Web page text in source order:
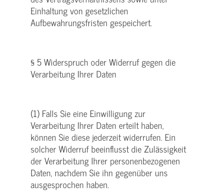
Einhaltung von gesetzlichen
Aufbewahrungsfristen gespeichert.
§ 5 Widerspruch oder Widerruf gegen die
Verarbeitung Ihrer Daten
(1) Falls Sie eine Einwilligung zur
Verarbeitung Ihrer Daten erteilt haben,
können Sie diese jederzeit widerrufen. Ein
solcher Widerruf beeinflusst die Zulässigkeit
der Verarbeitung Ihrer personenbezogenen
Daten, nachdem Sie ihn gegenüber uns
ausgesprochen haben.